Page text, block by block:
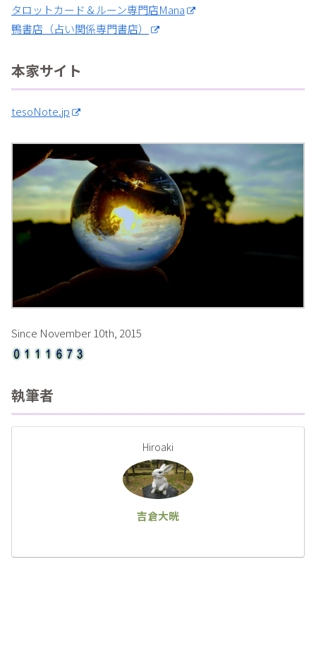
タロットカード＆ルーン専門店Mana
鴨書店（占い関係専門書店）
本家サイト
tesoNote.jp
Since November 10th, 2015
執筆者
Hiroaki
吉倉大晄